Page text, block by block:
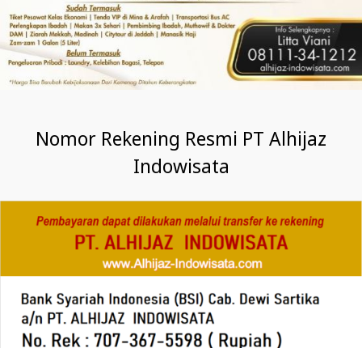
Nomor Rekening Resmi PT Alhijaz
Indowisata